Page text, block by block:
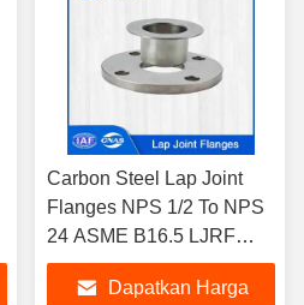
Carbon Steel Lap Joint
Flanges NPS 1/2 To NPS
24 ASME B16.5 LJRF
1500LB dalam
Lingkungan Industri
Dapatkan Harga